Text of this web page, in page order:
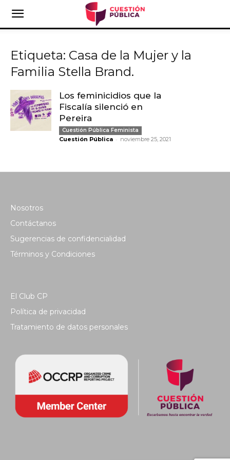
Etiqueta: Casa de la Mujer y la
Familia Stella Brand.
Los feminicidios que la
Fiscalía silenció en
Pereira
Cuestión Pública Feminista
Cuestión Pública - noviembre 25, 2021
Nosotros
Contáctanos
Sugerencias de confidencialidad
Términos y Condiciones
El Club CP
Política de privacidad
Tratamiento de datos personales